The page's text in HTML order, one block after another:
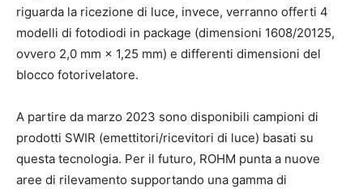
riguarda la ricezione di luce, invece, verranno offerti 4
modelli di fotodiodi in package (dimensioni 1608/20125,
ovvero 2,0 mm × 1,25 mm) e differenti dimensioni del
blocco fotorivelatore.
A partire da marzo 2023 sono disponibili campioni di
prodotti SWIR (emettitori/ricevitori di luce) basati su
questa tecnologia. Per il futuro, ROHM punta a nuove
aree di rilevamento supportando una gamma di